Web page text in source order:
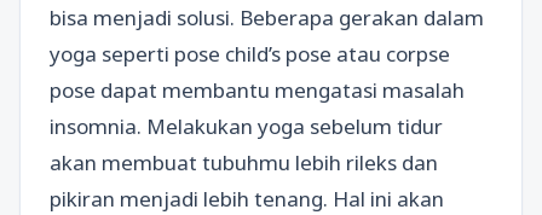
bisa menjadi solusi. Beberapa gerakan dalam
yoga seperti pose child’s pose atau corpse
pose dapat membantu mengatasi masalah
insomnia. Melakukan yoga sebelum tidur
akan membuat tubuhmu lebih rileks dan
pikiran menjadi lebih tenang. Hal ini akan